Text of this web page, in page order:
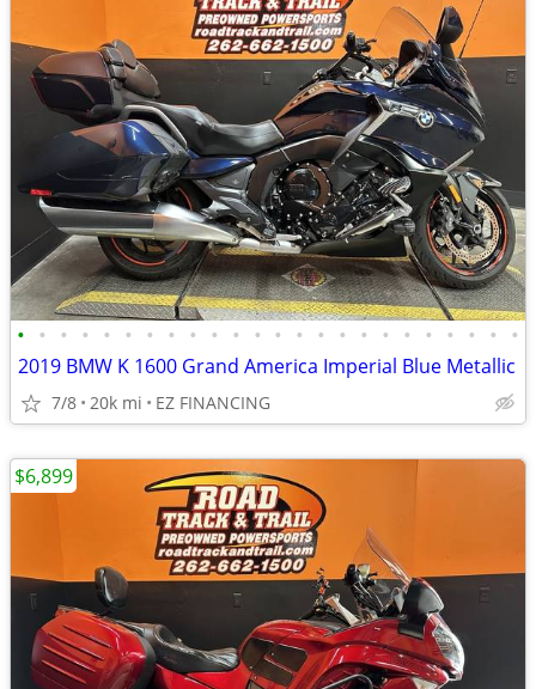
• • • • • • • • • • • • • • • • • • • • • • • •
2019 BMW K 1600 Grand America Imperial Blue Metallic
7/8 20k mi EZ FINANCING
$6,899